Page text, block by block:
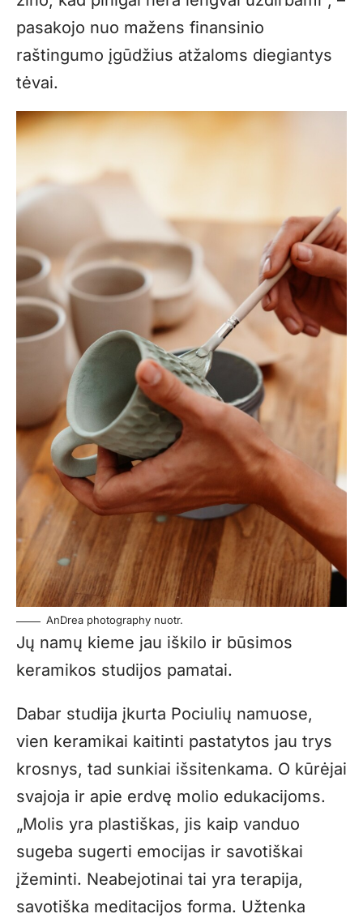
pasakojo nuo mažens finansinio
raštingumo įgūdžius atžaloms diegiantys
tėvai.
AnDrea photography nuotr.
Jų namų kieme jau iškilo ir būsimos
keramikos studijos pamatai.
Dabar studija įkurta Pociulių namuose,
vien keramikai kaitinti pastatytos jau trys
krosnys, tad sunkiai išsitenkama. O kūrėjai
svajoja ir apie erdvę molio edukacijoms.
„Molis yra plastiškas, jis kaip vanduo
sugeba sugerti emocijas ir savotiškai
įžeminti. Neabejotinai tai yra terapija,
savotiška meditacijos forma. Užtenka